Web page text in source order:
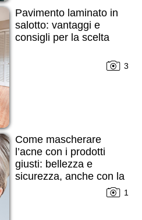
Pavimento laminato in
salotto: vantaggi e
consigli per la scelta
3
Come mascherare
l’acne con i prodotti
giusti: bellezza e
sicurezza, anche con la
1